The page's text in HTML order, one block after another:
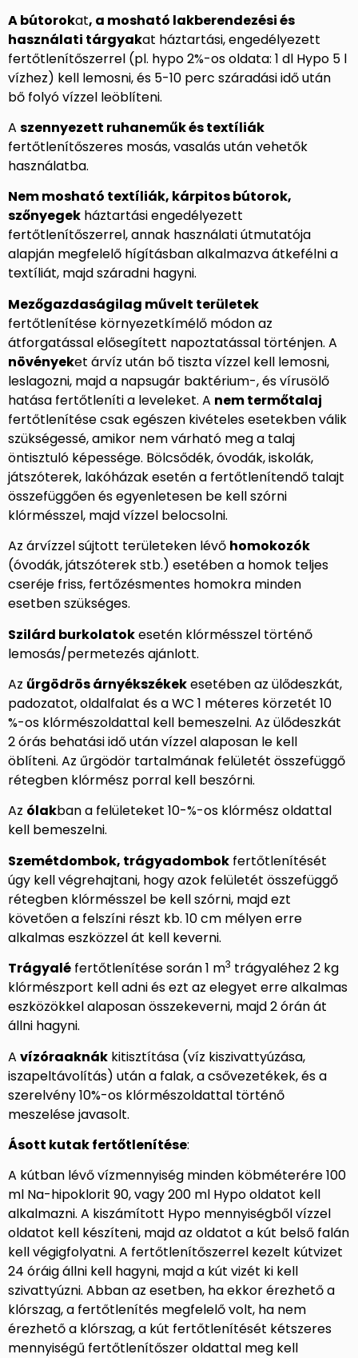
A bútorokat, a mosható lakberendezési és
használati tárgyakat háztartási, engedélyezett
fertőtlenítőszerrel (pl. hypo 2%-os oldata: 1 dl Hypo 5 l
vízhez) kell lemosni, és 5-10 perc száradási idő után
bő folyó vízzel leöblíteni.
A szennyezett ruhaneműk és textíliák
fertőtlenítőszeres mosás, vasalás után vehetők
használatba.
Nem mosható textíliák, kárpitos bútorok,
szőnyegek háztartási engedélyezett
fertőtlenítőszerrel, annak használati útmutatója
alapján megfelelő hígításban alkalmazva átkefélni a
textíliát, majd száradni hagyni.
Mezőgazdaságilag művelt területek
fertőtlenítése környezetkímélő módon az
átforgatással elősegített napoztatással történjen. A
növényeket árvíz után bő tiszta vízzel kell lemosni,
leslagozni, majd a napsugár baktérium-, és vírusölő
hatása fertőtleníti a leveleket. A nem termőtalaj
fertőtlenítése csak egészen kivételes esetekben válik
szükségessé, amikor nem várható meg a talaj
öntisztuló képessége. Bölcsődék, óvodák, iskolák,
játszóterek, lakóházak esetén a fertőtlenítendő talajt
összefüggően és egyenletesen be kell szórni
klórmésszel, majd vízzel belocsolni.
Az árvízzel sújtott területeken lévő homokozók
(óvodák, játszóterek stb.) esetében a homok teljes
cseréje friss, fertőzésmentes homokra minden
esetben szükséges.
Szilárd burkolatokesetén klórmésszel történő
lemosás/permetezés ajánlott.
Az űrgödrös árnyékszékekesetében az ülődeszkát,
padozatot, oldalfalat és a WC 1 méteres körzetét 10
%-os klórmészoldattal kell bemeszelni. Az ülődeszkát
2 órás behatási idő után vízzel alaposan le kell
öblíteni. Az űrgödör tartalmának felületét összefüggő
rétegben klórmész porral kell beszórni.
Az ólakban a felületeket 10-%-os klórmész oldattal
kell bemeszelni.
Szemétdombok, trágyadombok fertőtlenítését
úgy kell végrehajtani, hogy azok felületét összefüggő
rétegben klórmésszel be kell szórni, majd ezt
követően a felszíni részt kb. 10 cm mélyen erre
alkalmas eszközzel át kell keverni.
Trágyalé fertőtlenítése során 1 m3 trágyaléhez 2 kg
klórmészport kell adni és ezt az elegyet erre alkalmas
eszközökkel alaposan összekeverni, majd 2 órán át
állni hagyni.
A vízóraaknák kitisztítása (víz kiszivattyúzása,
iszapeltávolítás) után a falak, a csővezetékek, és a
szerelvény 10%-os klórmészoldattal történő
meszelése javasolt.
Ásott kutak fertőtlenítése:
A kútban lévő vízmennyiség minden köbméterére 100
ml Na-hipoklorit 90, vagy 200 ml Hypo oldatot kell
alkalmazni. A kiszámított Hypo mennyiségből vízzel
oldatot kell készíteni, majd az oldatot a kút belső falán
kell végigfolyatni. A fertőtlenítőszerrel kezelt kútvizet
24 óráig állni kell hagyni, majd a kút vizét ki kell
szivattyúzni. Abban az esetben, ha ekkor érezhető a
klórszag, a fertőtlenítés megfelelő volt, ha nem
érezhető a klórszag, a kút fertőtlenítését kétszeres
mennyiségű fertőtlenítőszer oldattal meg kell